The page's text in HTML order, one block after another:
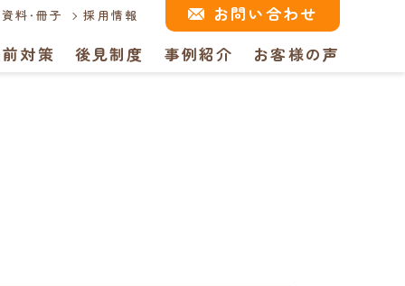
料・冊子 採用情報
お問い合わせ
対策
後見制度 事例紹介 お客様の声